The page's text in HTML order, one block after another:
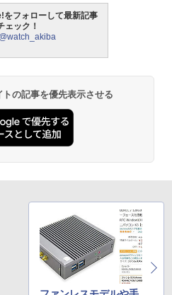
フォローして最新記事
ェック！
の記事を優先表示させる